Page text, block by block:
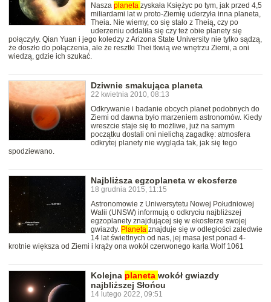
Nasza planeta zyskała Księżyc po tym, jak przed 4,5
miliardami lat w proto-Ziemię uderzyła inna planeta,
Theia. Nie wiemy, co się stało z Theią, czy po
uderzeniu oddaliła się czy też obie planety się
połączyły. Qian Yuan i jego koledzy z Arizona State University nie tylko sądzą,
że doszło do połączenia, ale że resztki Thei tkwią we wnętrzu Ziemi, a oni
wiedzą, gdzie ich szukać.
Dziwnie smakująca planeta
22 kwietnia 2010, 08:13
Odkrywanie i badanie obcych planet podobnych do
Ziemi od dawna było marzeniem astronomów. Kiedy
wreszcie staje się to możliwe, już na samym
początku dostali oni nielichą zagadkę: atmosfera
odkrytej planety nie wygląda tak, jak się tego
spodziewano.
Najbliższa egzoplaneta w ekosferze
18 grudnia 2015, 11:15
Astronomowie z Uniwersytetu Nowej Południowej
Walii (UNSW) informują o odkryciu najbliższej
egzoplanety znajdującej się w ekosferze swojej
gwiazdy. Planeta znajduje się w odległości zaledwie
14 lat świetlnych od nas, jej masa jest ponad 4-
krotnie większa od Ziemi i krąży ona wokół czerwonego karła Wolf 1061
Kolejna planeta wokół gwiazdy
najbliższej Słońcu
14 lutego 2022, 09:51